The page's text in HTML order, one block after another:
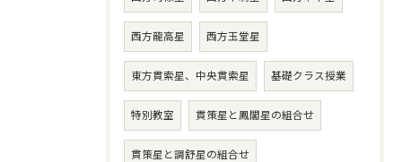
西方龍高星 西方玉堂星
東方貫索星、中央貫索星 基礎クラス授業
特別教室 貫策星と鳳閣星の組合せ
貫策星と調舒星の組合せ